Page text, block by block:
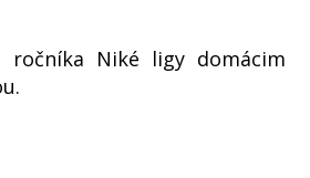
Niké ligy domácim